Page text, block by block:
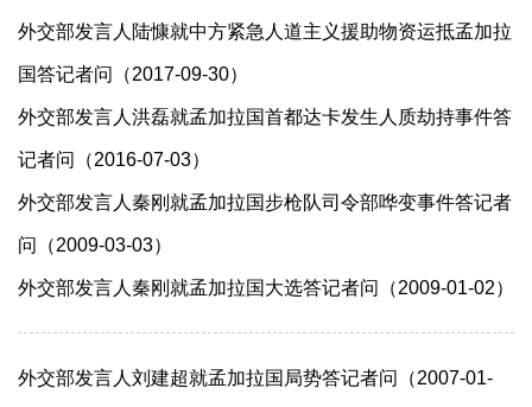
外交部发言人陆慷就中方紧急人道主义援助物资运抵孟加拉
国答记者问（2017-09-30）
外交部发言人洪磊就孟加拉国首都达卡发生人质劫持事件答
记者问（2016-07-03）
外交部发言人秦刚就孟加拉国步枪队司令部哗变事件答记者
问（2009-03-03）
外交部发言人秦刚就孟加拉国大选答记者问（2009-01-02）
外交部发言人刘建超就孟加拉国局势答记者问（2007-01-